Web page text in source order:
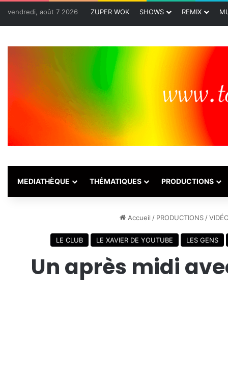
vendredi, août 7 2026 ZUPER WOK SHOWS REMIX
MEDIATHÈQUE THÉMATIQUES PRODUCTIONS
Accueil / PRODUCTIONS/
LE CLUB LE XAVIER DE YOUTUBE LES GENS
Un après midi